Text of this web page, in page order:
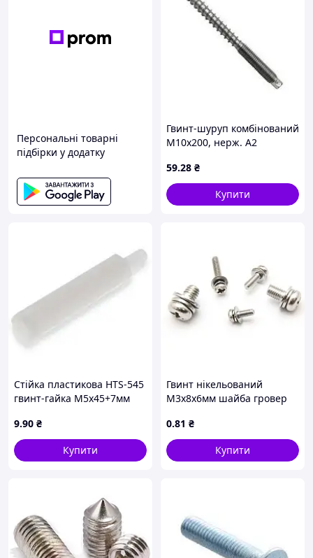
Персональні товарні
підбірки у додатку
Гвинт-шуруп комбінований
M10x200, нерж. A2
59.28 ₴
Купити
Стійка пластикова HTS-545
гвинт-гайка М5x45+7мм
9.90 ₴
Купити
Гвинт нікельований
М3х8х6мм шайба гровер
0.81 ₴
Купити